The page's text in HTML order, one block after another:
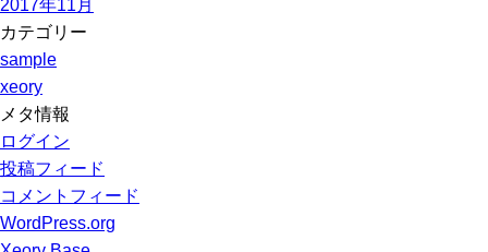
2017年11月
カテゴリー
sample
xeory
メタ情報
ログイン
投稿フィード
コメントフィード
WordPress.org